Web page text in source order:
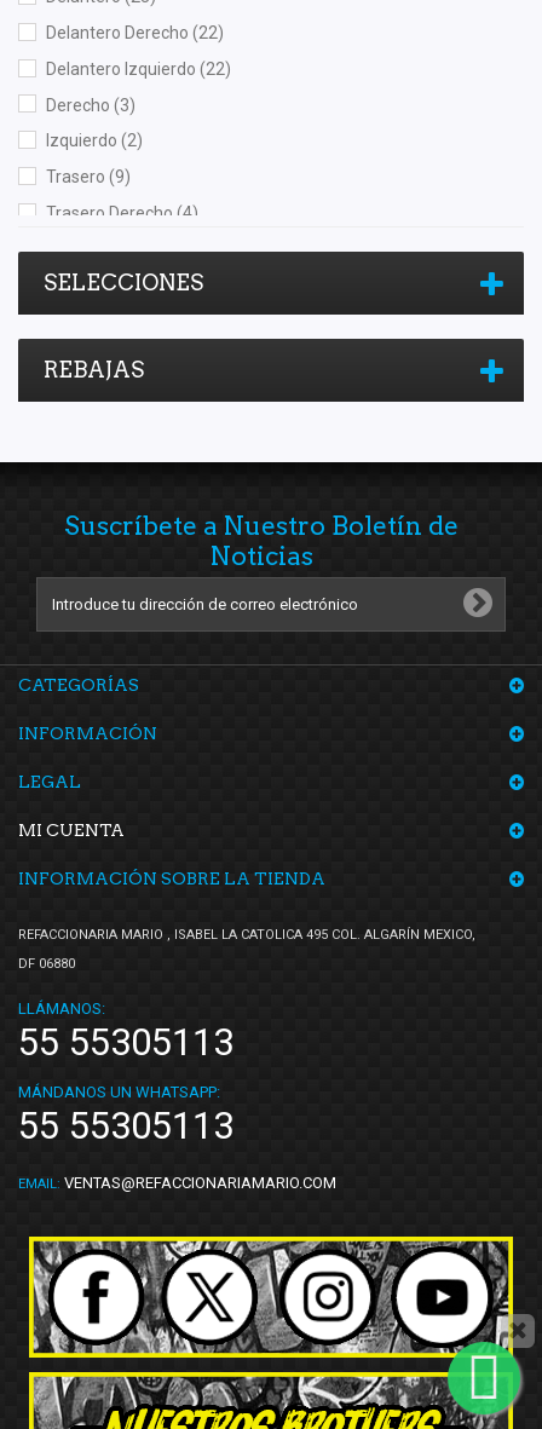
Delantero Derecho (22)
Delantero Izquierdo (22)
Derecho (3)
Izquierdo (2)
Trasero (9)
Trasero Derecho (4)
Trasero Izquierdo(3)
SELECCIONES
REBAJAS
Suscríbete a Nuestro Boletín de
Noticias
CATEGORÍAS
INFORMACIÓN
LEGAL
MI CUENTA
INFORMACIÓN SOBRE LA TIENDA
REFACCIONARIA MARIO , ISABEL LA CATOLICA 495 COL. ALGARÍN MEXICO,
DF 06880
LLÁMANOS:
55 55305113
MÁNDANOS UN WHATSAPP:
55 55305113
EMAIL: VENTAS@REFACCIONARIAMARIO.COM